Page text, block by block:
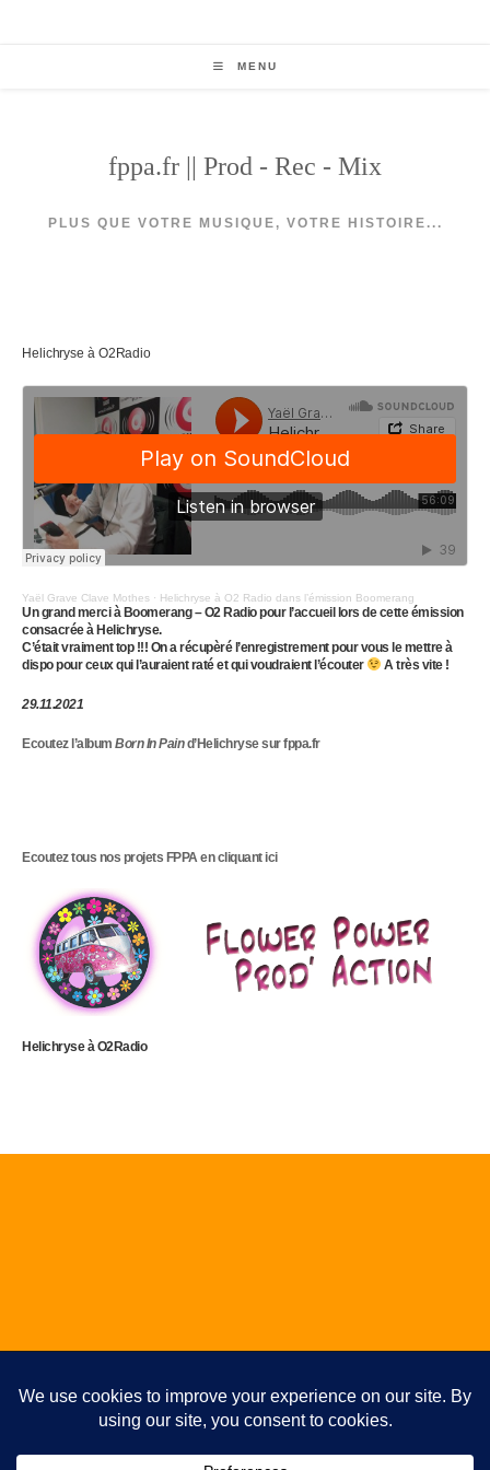
MENU
fppa.fr || Prod - Rec - Mix
PLUS QUE VOTRE MUSIQUE, VOTRE HISTOIRE...
Helichryse à O2Radio
Yaël Grave Clave Mothes · Helichryse à O2 Radio dans l’émission Boomerang
Un grand merci à Boomerang – O2 Radio pour l’accueil lors de cette émission
consacrée à Helichryse.
C’était vraiment top !!! On a récupèré l’enregistrement pour vous le mettre à
dispo pour ceux qui l’auraient raté et qui voudraient l’écouter
A très vite !
29.11.2021
Ecoutez l’album Born In Paind’Helichrysesur fppa.fr
Ecoutez tous nos projets FPPA en cliquant ici
Helichryse à O2Radio
Articles
Partitions de batterie gratuites
Copyright 2026 - www.fppa.fr - Tous droits réservés